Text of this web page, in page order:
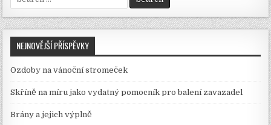
for:
NEJNOVĚJŠÍ PŘÍSPĚVKY
Ozdoby na vánoční stromeček
Skříně na míru jako vydatný pomocník pro balení zavazadel
Brány a jejich výplně